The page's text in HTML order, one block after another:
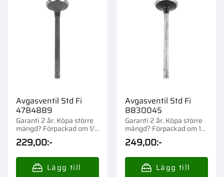
Avgasventil Std Fi
4784889
Garanti 2 år. Köpa större
mängd? Förpackad om 1/4
st.
229,00:-
Avgasventil Std Fi
8830045
Garanti 2 år. Köpa större
mängd? Förpackad om 1
st.
249,00:-